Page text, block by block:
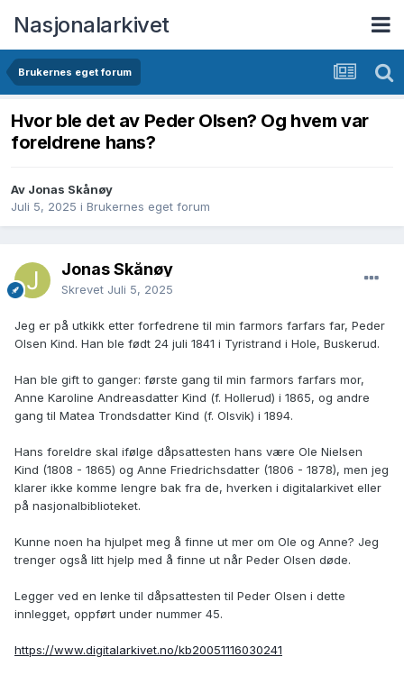
Nasjonalarkivet
Brukernes eget forum
Hvor ble det av Peder Olsen? Og hvem var
foreldrene hans?
Av Jonas Skånøy
Juli 5, 2025 i Brukernes eget forum
Jonas Skånøy
Skrevet Juli 5, 2025
Jeg er på utkikk etter forfedrene til min farmors farfars far, Peder
Olsen Kind. Han ble født 24 juli 1841 i Tyristrand i Hole, Buskerud.
Han ble gift to ganger: første gang til min farmors farfars mor,
Anne Karoline Andreasdatter Kind (f. Hollerud) i 1865, og andre
gang til Matea Trondsdatter Kind (f. Olsvik) i 1894.
Hans foreldre skal ifølge dåpsattesten hans være Ole Nielsen
Kind (1808 - 1865) og Anne Friedrichsdatter (1806 - 1878), men jeg
klarer ikke komme lengre bak fra de, hverken i digitalarkivet eller
på nasjonalbiblioteket.
Kunne noen ha hjulpet meg å finne ut mer om Ole og Anne? Jeg
trenger også litt hjelp med å finne ut når Peder Olsen døde.
Legger ved en lenke til dåpsattesten til Peder Olsen i dette
innlegget, oppført under nummer 45.
https://www.digitalarkivet.no/kb20051116030241